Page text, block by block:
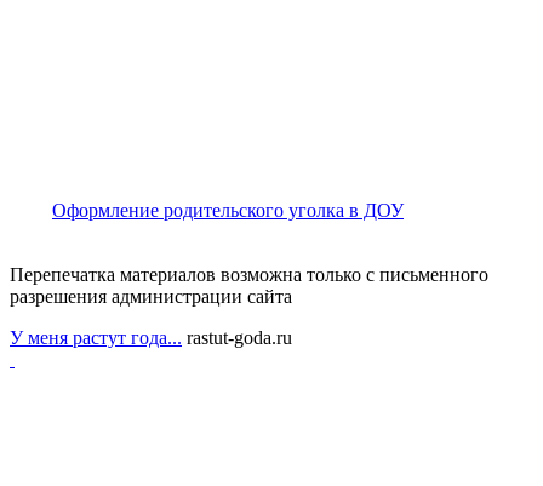
Оформление родительского уголка в ДОУ
Перепечатка материалов возможна только с письменного
разрешения администрации сайта
У меня растут года... rastut-goda.ru